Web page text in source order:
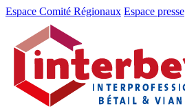
Aller
Aller
contenu
Espace Comité Régionaux Espace presse